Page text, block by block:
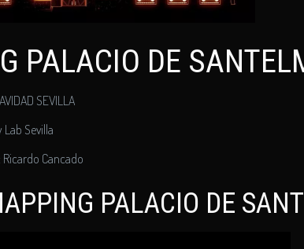
PALACIO DE
SEVILLA
Lab Sevilla
Cancado
PALACIO DE